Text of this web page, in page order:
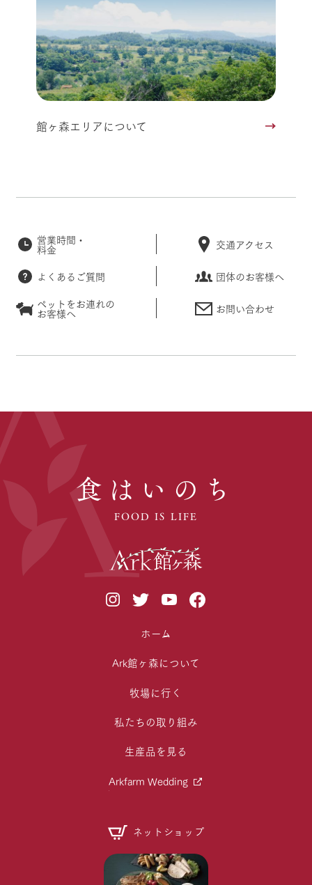
館ヶ森エリアについて
営業時間・
料金 交通アクセス
よくあるご質問
団体のお客様へ
ペットをお連れの
お客様へ お問い合わせ
食はいのち
FOOD IS LIFE
ホーム
Ark館ヶ森について
牧場に行く
私たちの取り組み
生産品を見る
Arkfarm Wedding
ネットショップ